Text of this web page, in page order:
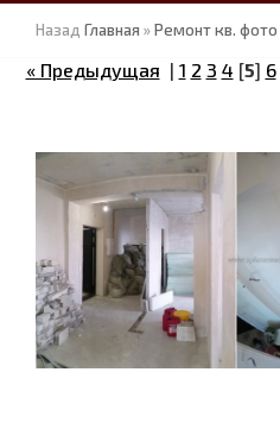
Назад Главная »Ремонт кв. фото
« Предыдущая | 1 2 3 4 [5] 6